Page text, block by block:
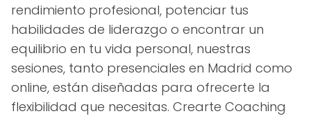
rendimiento profesional, potenciar tus
habilidades de liderazgo o encontrar un
equilibrio en tu vida personal, nuestras
sesiones, tanto presenciales en Madrid como
online, están diseñadas para ofrecerte la
flexibilidad que necesitas. Crearte Coaching